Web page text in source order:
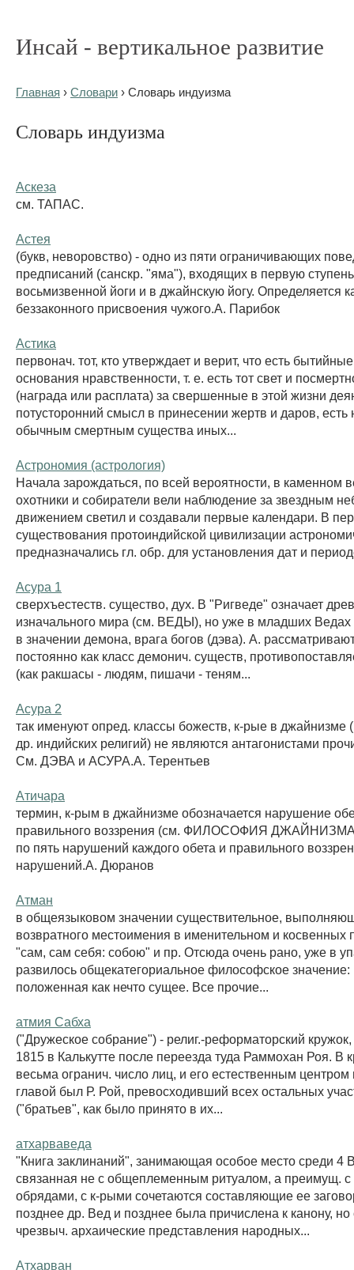
Инсай - вертикальное развитие
Главная › Словари › Словарь индуизма
Словарь индуизма
Аскеза
см. ТАПАС.
Астея
(букв, неворовство) - одно из пяти ограничивающих
предписаний (санскр. "яма"), входящих в первую ступень
восьмизвенной йоги и в джайнскую йогу. Определяется
беззаконного присвоения чужого.А. Парибок
Астика
первонач. тот, кто утверждает и верит, что есть
основания нравственности, т. е. есть тот свет и
(награда или расплата) за свершенные в этой жизни
потусторонний смысл в принесении жертв и даров,
обычным смертным существа иных...
Астрономия (астрология)
Начала зарождаться, по всей вероятности, в каменном
охотники и собиратели вели наблюдение за звездным
движением светил и создавали первые календари. В
существования протоиндийской цивилизации
предназначались гл. обр. для установления дат и
Асура 1
сверхъестеств. существо, дух. В "Ригведе" означает
изначального мира (см. ВЕДЫ), но уже в младших Ведах
в значении демона, врага богов (дэва). А.
постоянно как класс демонич. существ,
(как ракшасы - людям, пишачи - теням...
Асура 2
так именуют опред. классы божеств, к-рые в джайнизме
др. индийских религий) не являются антагонистами
См. ДЭВА и АСУРА.А. Терентьев
Атичара
термин, к-рым в джайнизме обозначается нарушение
правильного воззрения (см. ФИЛОСОФИЯ
по пять нарушений каждого обета и правильного
нарушений.А. Дюранов
Атман
в общеязыковом значении существительное,
возвратного местоимения в именительном и косвенных
"сам, сам себя: собою" и пр. Отсюда очень рано, уже в
развилось общекатегориальное философское
положенная как нечто сущее. Все прочие...
атмия Сабха
("Дружеское собрание") - религ.-реформаторский
1815 в Калькутте после переезда туда Раммохан Роя. В
весьма огранич. число лиц, и его естественным
главой был Р. Рой, превосходивший всех остальных
("братьев", как было принято в их...
атхарваведа
"Книга заклинаний", занимающая особое место среди 4
связанная не с общеплеменным ритуалом, а преимущ.
обрядами, с к-рыми сочетаются составляющие ее
позднее др. Вед и позднее была причислена к канону, но
чрезвыч. архаические представления народных...
Атхарван